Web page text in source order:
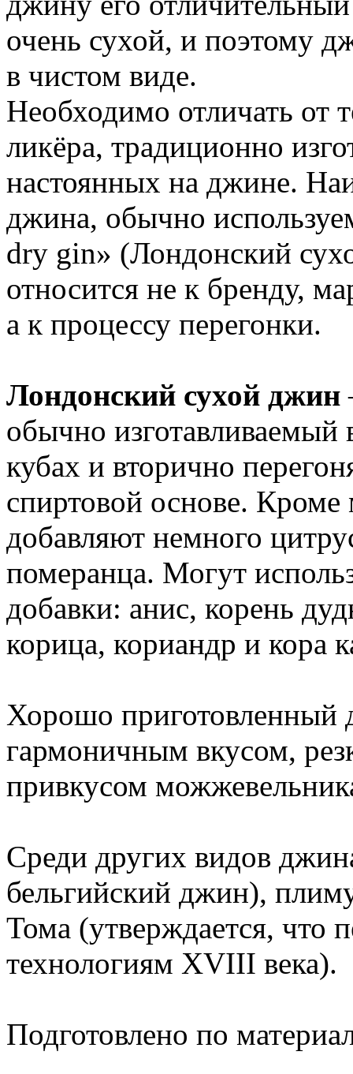
очень сухой, и поэтому
в чистом виде.
Необходимо отличать от
ликёра, традиционно
настоянных на джине.
джина, обычно
dry gin» (Лондонский
относится не к бренду,
а к процессу перегонки.
Лондонский сухой джин
обычно изготавливаемый
кубах и вторично
спиртовой основе.
добавляют немного
померанца. Могут
добавки: анис, корень
корица, кориандр и кора
Хорошо приготовленный
гармоничным вкусом,
привкусом
Среди других видов
бельгийский джин),
Тома (утверждается, что
технологиям XVIII века).
Подготовлено по